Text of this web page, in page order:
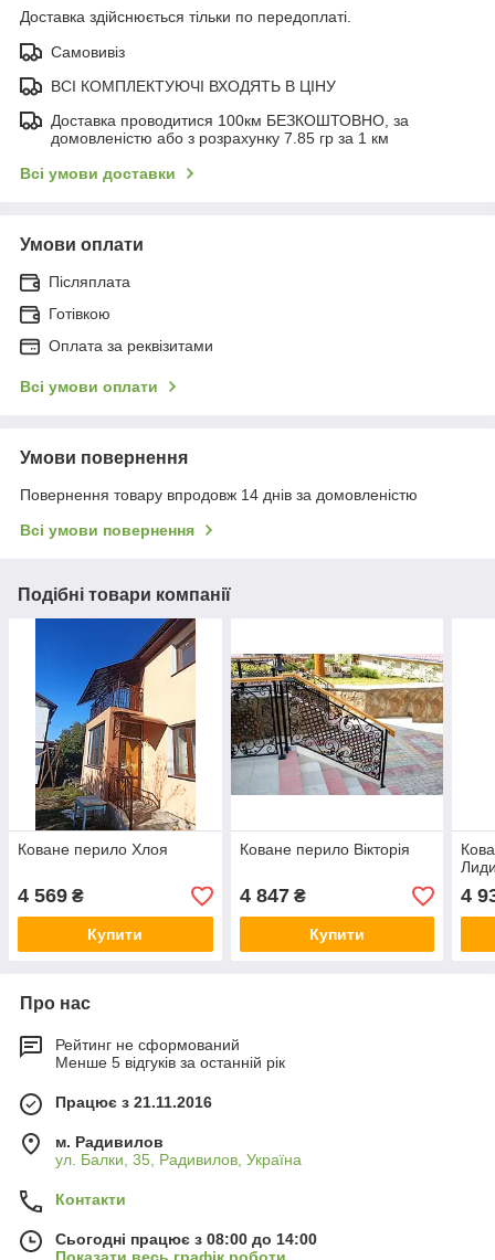
Доставка здійснюється тільки по передоплаті.
Самовивіз
ВСІ КОМПЛЕКТУЮЧІ ВХОДЯТЬ В ЦІНУ
Доставка проводитися 100км БЕЗКОШТОВНО, за
домовленістю або з розрахунку 7.85 гр за 1 км
Всі умови доставки
Умови оплати
Післяплата
Готівкою
Оплата за реквізитами
Всі умови оплати
Умови повернення
Повернення товару впродовж 14 днів за домовленістю
Всі умови повернення
Подібні товари компанії
Коване перило Хлоя
4 569 ₴
Купити
Коване перило Вікторія
4 847₴
Купити
4
Про нас
Рейтинг не сформований
Менше 5 відгуків за останній рік
Працює з 21.11.2016
м. Радивилов
ул. Балки, 35, Радивилов, Україна
Контакти
Сьогодні працює з 08:00 до 14:00